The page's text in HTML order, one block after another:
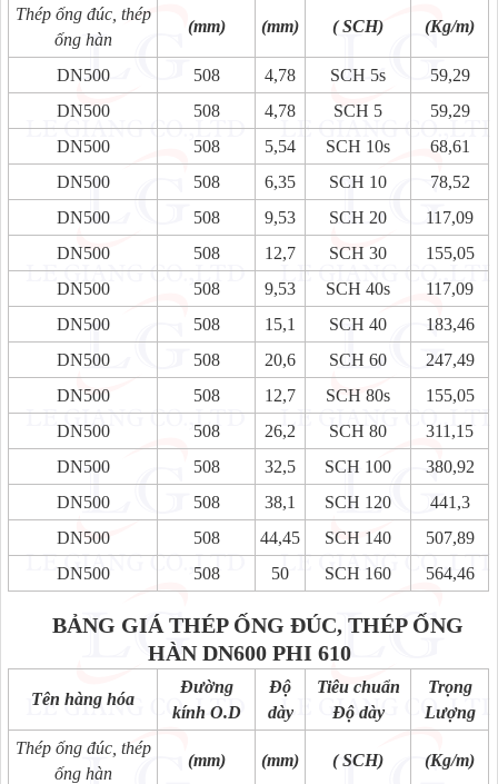
Thép ống đúc, thép
ống hàn
(mm) (mm) ( SCH) (Kg/m)
DN500 508 4,78 SCH 5s
59,29
DN500
508 4,78 SCH 5
59,29
DN500
508 5,54 SCH 10s
68,61
DN500
508 6,35 SCH 10
78,52
DN500
508 9,53 SCH 20
117,09
DN500
508 12,7 SCH 30
155,05
DN500
508 9,53 SCH 40s
117,09
DN500
508 15,1 SCH 40
183,46
DN500
508 20,6 SCH 60
247,49
DN500
508 12,7 SCH 80s
155,05
DN500
508 26,2 SCH 80
311,15
DN500
508 32,5 SCH 100
380,92
DN500
508 38,1 SCH 120
441,3
DN500
508 44,45 SCH 140
507,89
DN500
508 50 SCH 160 564,46
BẢNG GIÁ THÉP ỐNG ĐÚC, THÉP ỐNG
HÀNDN600 PHI 610
Tên hàng hóa
Đường
kính O.D
Độ
dày
Tiêu chuẩn
Độ dày
Trọng
Lượng
Thép ống đúc, thép
ống hàn
(mm) (mm) ( SCH) (Kg/m)